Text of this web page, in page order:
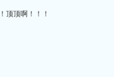
顶顶啊！！！